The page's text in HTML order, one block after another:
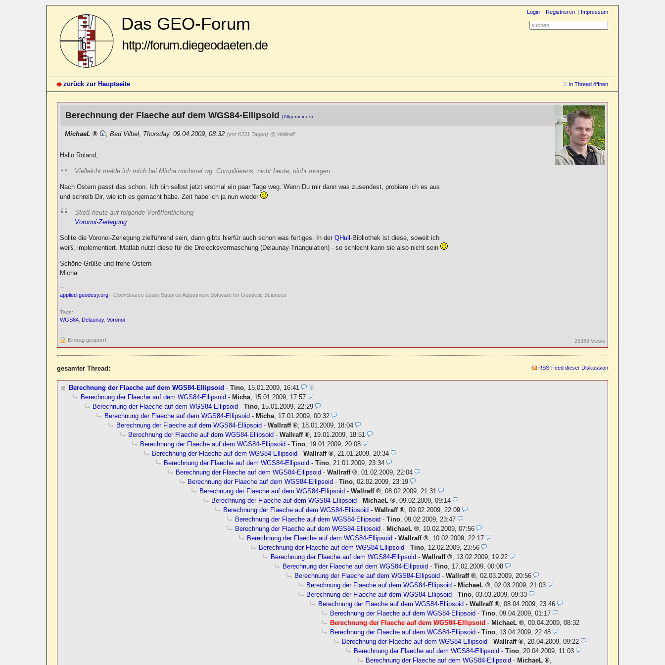
Das GEO-Forum
http://forum.diegeodaeten.de
Login Registrieren Impressum
zurück zur Hauptseite in Thread öffnen
Berechnung der Flaeche auf dem WGS84-Ellipsoid(Allgemeines)
MichaeL ,Bad Vilbel Thursday, 09.04.2009, 08:32(vor 6331 Tagen) @ Wallraff
Hallo Roland,
Vielleicht melde ich mich bei Micha nochmal wg. Compilierens, nicht heute, nicht morgen ...
Nach Ostern passt das schon. Ich bin selbst jetzt erstmal ein paar Tage weg. Wenn Du mir dann was zusendest, probiere ich es aus
und schreib Dir, wie ich es gemacht habe. Zeit habe ich ja nun wieder
Stieß heute auf folgende Veröffentlichung
Voronoi-Zerlegung
Sollte die Voronoi-Zerlegung zielführend sein, dann gibts hierfür auch schon was fertiges. In derQHull-Bibliothek ist diese, soweit ich
weiß, implementiert. Matlab nutzt diese für die Dreiecksvermaschung (Delaunay-Triangulation) - so schlecht kann sie also nicht sein
Schöne Grüße und frohe Ostern
Micha
--
applied-geodesy.org -OpenSource Least-Squares Adjustment Software for Geodetic Sciences
Tags:
WGS84, Delaunay,Voronoi
Eintrag gesperrt 25389 Views
gesamter Thread: RSS-Feed dieser Diskussion
Berechnung der Flaeche auf dem WGS84-Ellipsoid -Tino 15.01.2009, 16:41
Berechnung der Flaeche auf dem WGS84-Ellipsoid -Micha 15.01.2009, 17:57
Berechnung der Flaeche auf dem WGS84-Ellipsoid -Tino 15.01.2009, 22:29
Berechnung der Flaeche auf dem WGS84-Ellipsoid -Micha 17.01.2009, 00:32
Berechnung der Flaeche auf dem WGS84-Ellipsoid -Wallraff
18.01.2009, 18:04
Berechnung der Flaeche auf dem WGS84-Ellipsoid -Wallraff
19.01.2009, 18:51
Berechnung der Flaeche auf dem WGS84-Ellipsoid -Tino 19.01.2009, 20:08
Berechnung der Flaeche auf dem WGS84-Ellipsoid -Wallraff
21.01.2009, 20:34
Berechnung der Flaeche auf dem WGS84-Ellipsoid -Tino 21.01.2009, 23:34
Berechnung der Flaeche auf dem WGS84-Ellipsoid -Wallraff ,01.02.2009, 22:04
Berechnung der Flaeche auf dem WGS84-Ellipsoid -Tino ,02.02.2009, 23:19
Berechnung der Flaeche auf dem WGS84-Ellipsoid -Wallraff ,08.02.2009, 21:31
Berechnung der Flaeche auf dem WGS84-Ellipsoid -MichaeL ,09.02.2009, 09:14
Berechnung der Flaeche auf dem WGS84-Ellipsoid -Wallraff ,09.02.2009, 22:09
Berechnung der Flaeche auf dem WGS84-Ellipsoid -Tino ,09.02.2009, 23:47
Berechnung der Flaeche auf dem WGS84-Ellipsoid -MichaeL
10.02.2009, 07:56
Berechnung der Flaeche auf dem WGS84-Ellipsoid -Wallraff
10.02.2009, 22:17
Berechnung der Flaeche auf dem WGS84-Ellipsoid -Tino 12.02.2009, 23:56
Berechnung der Flaeche auf dem WGS84-Ellipsoid -Wallraff
13.02.2009, 19:22
Berechnung der Flaeche auf dem WGS84-Ellipsoid -Tino 17.02.2009, 00:08
Berechnung der Flaeche auf dem WGS84-Ellipsoid -Wallraff ,02.03.2009, 20:56
Berechnung der Flaeche auf dem WGS84-Ellipsoid -MichaeL ,02.03.2009, 21:03
Berechnung der Flaeche auf dem WGS84-Ellipsoid -Tino ,03.03.2009, 09:33
Berechnung der Flaeche auf dem WGS84-Ellipsoid -Wallraff ,08.04.2009, 23:46
Berechnung der Flaeche auf dem WGS84-Ellipsoid -Tino ,09.04.2009, 01:17
Berechnung der Flaeche auf dem WGS84-Ellipsoid -MichaeL ,09.04.2009, 08:32
Berechnung der Flaeche auf dem WGS84-Ellipsoid -Tino 13.04.2009, 22:48
Berechnung der Flaeche auf dem WGS84-Ellipsoid -Wallraff
20.04.2009, 09:22
Berechnung der Flaeche auf dem WGS84-Ellipsoid -Tino 20.04.2009, 11:03
Berechnung der Flaeche auf dem WGS84-Ellipsoid -MichaeL